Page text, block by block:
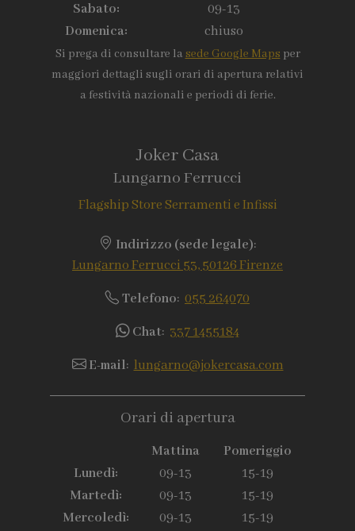
Sabato:
09-13
Domenica:
chiuso
Si prega di consultare la sede Google Maps per
maggiori dettagli sugli orari di apertura relativi
a festività nazionali e periodi di ferie.
Joker Casa
Lungarno Ferrucci
Flagship Store Serramenti e Infissi
Indirizzo (sede legale):
Lungarno Ferrucci 53, 50126 Firenze
Telefono: 055 264070
Chat: 337 1455184
E-mail:lungarno@jokercasa.com
Orari di apertura
Mattina
Pomeriggio
Lunedì:
09-13
15-19
Martedì:
09-13
15-19
Mercoledì:
09-13
15-19